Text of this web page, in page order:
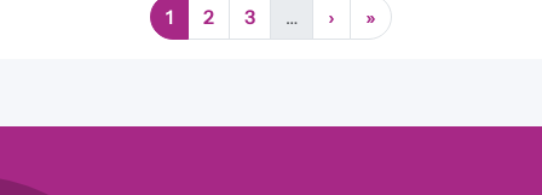
Página actual
1 Página
2 Página
3 … Siguiente página
› Última página
»